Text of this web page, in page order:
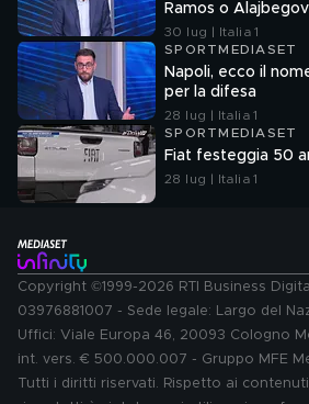
Ramos o
30 lug | Italia 1
SPORTMEDIASET
Napoli, ecco il
per la difesa
28 lug | Italia 1
SPORTMEDIASET
Fiat festeggia 50
28 lug | Italia 1
Copyright ©1999-2026 RTI Business
03976881007 - Sede legale: Largo del
Uffici: Viale Europa 46, 20093 Cologno
int. vers. € 500.000.007 - Gruppo MFE
Tutti i diritti riservati. Rispetto ai